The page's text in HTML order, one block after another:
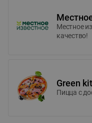
Местное
качество!
Green
Пицца c